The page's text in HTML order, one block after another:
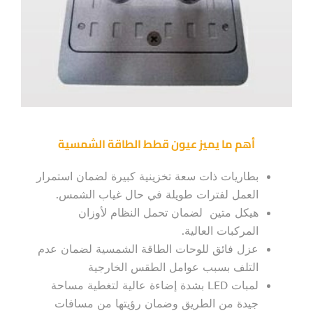
أهم ما يميز عيون قطط الطاقة الشمسية
بطاريات ذات سعة تخزينية كبيرة لضمان استمرار
العمل لفترات طويلة في حال غياب الشمس.
هيكل متين لضمان تحمل النظام لأوزان
المركبات العالية.
عزل فائق للوحات الطاقة الشمسية لضمان عدم
التلف بسبب عوامل الطقس الخارجية
لمبات LED بشدة إضاءة عالية لتغطية مساحة
جيدة من الطريق وضمان رؤيتها من مسافات